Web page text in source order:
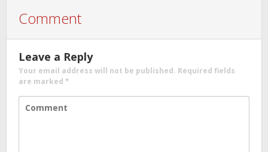
Comment
Leave a Reply
Your email address will not be published. Required fields
are marked *